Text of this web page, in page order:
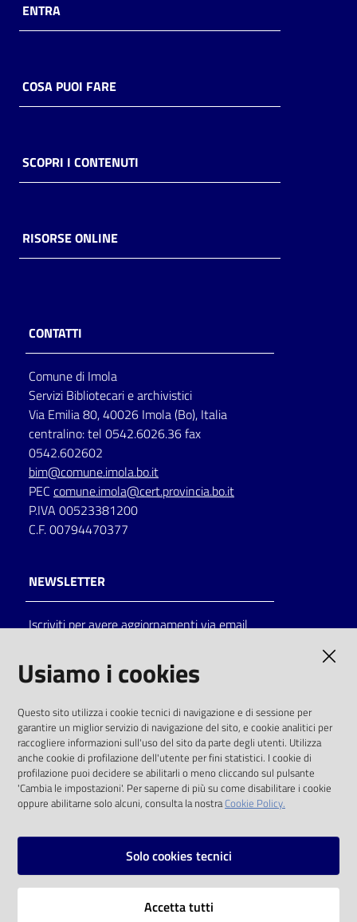
ENTRA
COSA PUOI FARE
SCOPRI I CONTENUTI
RISORSE ONLINE
CONTATTI
Comune di Imola
Servizi Bibliotecari e archivistici
Via Emilia 80, 40026 Imola (Bo), Italia
centralino: tel 0542.6026.36 fax
0542.602602
bim@comune.imola.bo.it
PEC comune.imola@cert.provincia.bo.it
P.IVA 00523381200
C.F. 00794470377
NEWSLETTER
Iscriviti per avere aggiornamenti via email
solo alle condizioni previste dalla direttiva
comunitaria 2003/98/CE e dal d.lgs. 36/2006
SOCIAL
Instagram
Vai alla pagina
Usiamo i cookies
Questo sito utilizza i cookie tecnici di navigazione e di sessione per
garantire un miglior servizio di navigazione del sito, e cookie analitici per
raccogliere informazioni sull'uso del sito da parte degli utenti. Utilizza
anche cookie di profilazione dell'utente per fini statistici. I cookie di
profilazione puoi decidere se abilitarli o meno cliccando sul pulsante
'Cambia le impostazioni'. Per saperne di più su come disabilitare i cookie
oppure abilitarne solo alcuni, consulta la nostraCookie Policy.
Solo cookies tecnici
Accetta tutti